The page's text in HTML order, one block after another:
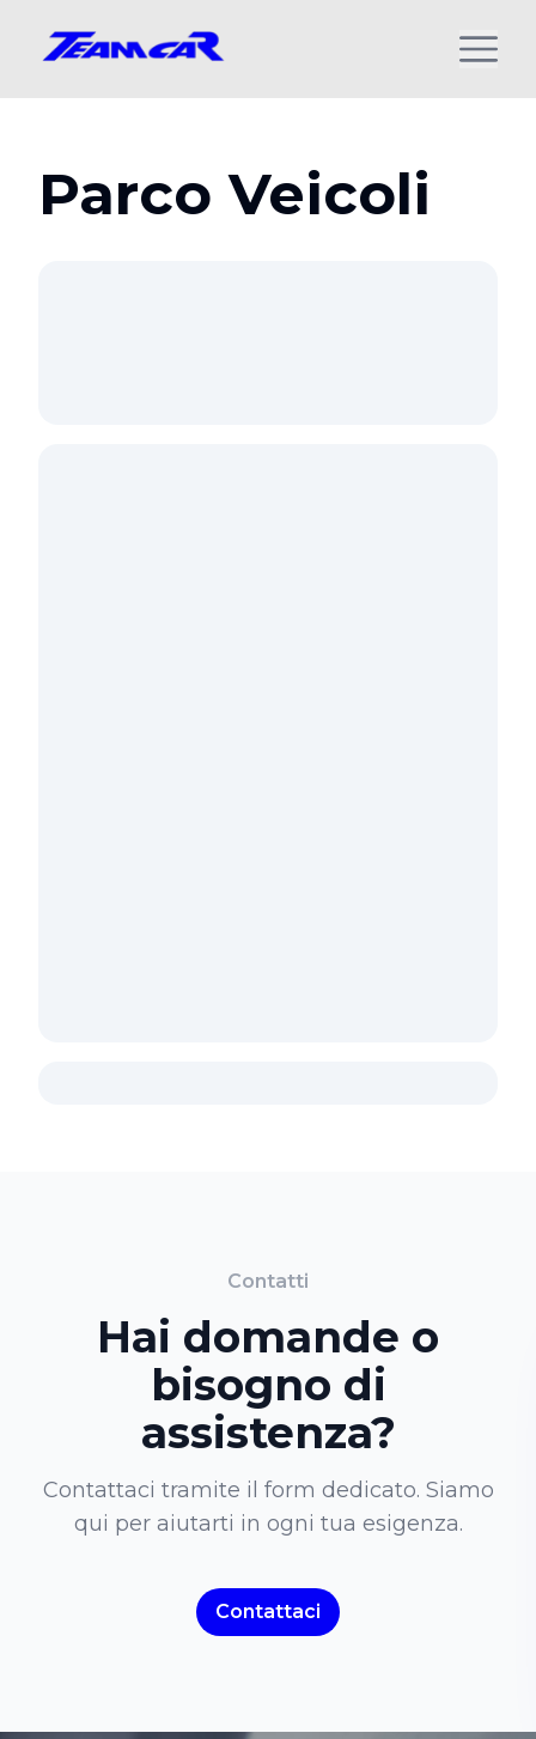
Parco Veicoli
Contatti
Hai domande o
bisogno di
assistenza?
Contattaci tramite il form dedicato. Siamo
qui per aiutarti in ogni tua esigenza.
Contattaci